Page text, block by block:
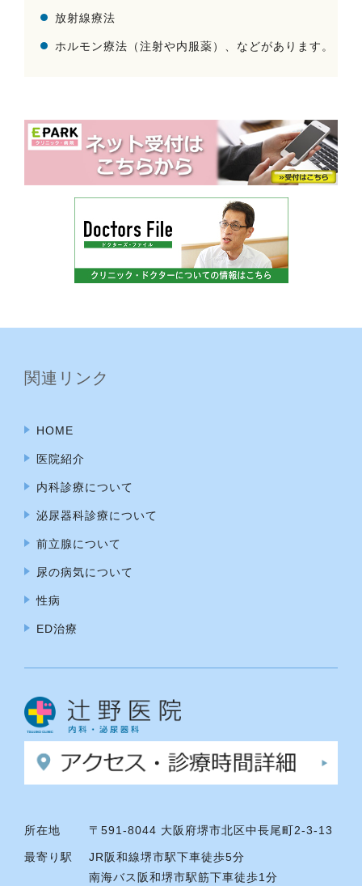
放射線療法
ホルモン療法（注射や内服薬）、などがあります。
関連リンク
HOME
医院紹介
内科診療について
泌尿器科診療について
前立腺について
尿の病気について
性病
ED治療
所在地 〒591-8044 大阪府堺市北区中長尾町2-3-13
最寄り駅
JR阪和線堺市駅下車徒歩5分
南海バス阪和堺市駅筋下車徒歩1分